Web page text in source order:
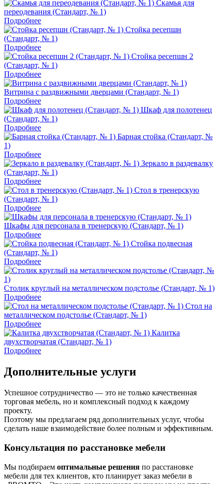
Скамья для
переодевания (Стандарт, № 1)
Подробнее
Стойка ресепшн
(Стандарт, № 1)
Подробнее
Стойка ресепшн 2
(Стандарт, № 1)
Подробнее
Витрина с раздвижными дверцами (Стандарт, № 1)
Подробнее
Шкаф для полотенец
(Стандарт, № 1)
Подробнее
Барная стойка (Стандарт, №
1)
Подробнее
Зеркало в раздевалку
(Стандарт, № 1)
Подробнее
Стол в тренерскую
(Стандарт, № 1)
Подробнее
Шкафы для персонала в тренерскую (Стандарт, № 1)
Подробнее
Стойка подвесная
(Стандарт, № 1)
Подробнее
Столик круглый на металлическом подстолье (Стандарт, № 1)
Подробнее
Стол на
металлическом подстолье (Стандарт, № 1)
Подробнее
Калитка
двухстворчатая (Стандарт, № 1)
Подробнее
Дополнительные услуги
Успешное сотрудничество — это не только качественная
торговая мебель, но и комплексный подход к каждому
проекту.
Поэтому мы предлагаем ряд дополнительных услуг, чтобы
сделать наше взаимодействие более полным и эффективным.
Консультация по расстановке мебели
Мы подбираем оптимальные решения по расстановке
мебели для тех клиентов, кто планирует заказ мебели в